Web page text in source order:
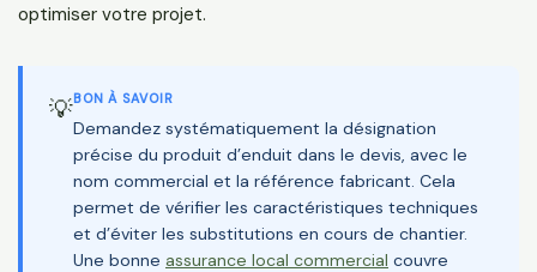
optimiser votre projet.
💡BON À SAVOIR
Demandez systématiquement la désignation
précise du produit d’enduit dans le devis, avec le
nom commercial et la référence fabricant. Cela
permet de vérifier les caractéristiques techniques
et d’éviter les substitutions en cours de chantier.
Une bonne assurance local commercial couvre